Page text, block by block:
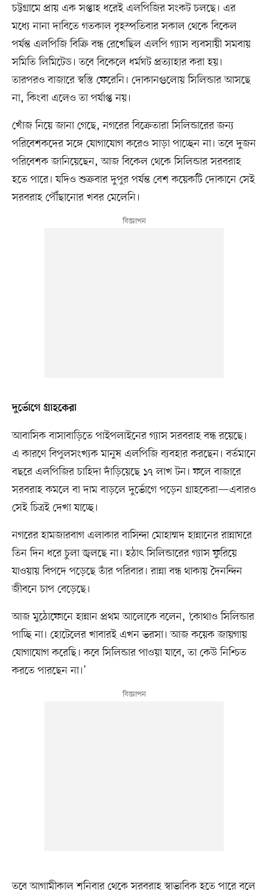
চট্টগ্রামে প্রায় এক সপ্তাহ ধরেই এলপিজির সংকট চলছে। এর
মধ্যে নানা দাবিতে গতকাল বৃহস্পতিবার সকাল থেকে বিকেল
পর্যন্ত এলপিজি বিক্রি বন্ধ রেখেছিল এলপি গ্যাস ব্যবসায়ী সমবায়
সমিতি লিমিটেড। তবে বিকেলে ধর্মঘট প্রত্যাহার করা হয়।
তারপরও বাজারে স্বস্তি ফেরেনি। দোকানগুলোয় সিলিন্ডার আসছে
না, কিংবা এলেও তা পর্যাপ্ত নয়।
খোঁজ নিয়ে জানা গেছে, নগরের বিক্রেতারা সিলিন্ডারের জন্য
পরিবেশকদের সঙ্গে যোগাযোগ করেও সাড়া পাচ্ছেন না। তবে দুজন
পরিবেশক জানিয়েছেন, আজ বিকেল থেকে সিলিন্ডার সরবরাহ
হতে পারে। যদিও শুক্রবার দুপুর পর্যন্ত বেশ কয়েকটি দোকানে সেই
সরবরাহ পৌঁছানোর খবর মেলেনি।
দুর্ভোগে গ্রাহকেরা
আবাসিক বাসাবাড়িতে পাইপলাইনের গ্যাস সরবরাহ বন্ধ রয়েছে।
এ কারণে বিপুলসংখ্যক মানুষ এলপিজি ব্যবহার করছেন। বর্তমানে
বছরে এলপিজির চাহিদা দাঁড়িয়েছে ১৭ লাখ টন। ফলে বাজারে
সরবরাহ কমলে বা দাম বাড়লে দুর্ভোগে পড়েন গ্রাহকেরা—এবারও
সেই চিত্রই দেখা যাচ্ছে।
নগরের হামজারবাগ এলাকার বাসিন্দা মোহাম্মদ হান্নানের রান্নাঘরে
তিন দিন ধরে চুলা জ্বলছে না। হঠাৎ সিলিন্ডারের গ্যাস ফুরিয়ে
যাওয়ায় বিপদে পড়েছে তাঁর পরিবার। রান্না বন্ধ থাকায় দৈনন্দিন
জীবনে চাপ বেড়েছে।
আজ মুঠোফোনে হান্নান প্রথম আলোকে বলেন, ‘কোথাও সিলিন্ডার
পাচ্ছি না। হোটেলের খাবারই এখন ভরসা। আজ কয়েক জায়গায়
যোগাযোগ করেছি। কবে সিলিন্ডার পাওয়া যাবে, তা কেউ নিশ্চিত
করতে পারছেন না।’
তবে আগামীকাল শনিবার থেকে সরবরাহ স্বাভাবিক হতে পারে বলে